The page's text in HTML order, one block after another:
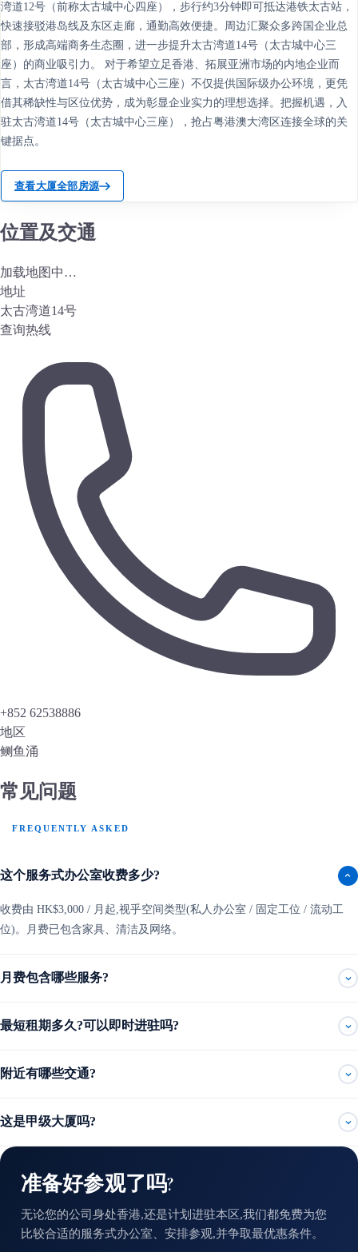
湾道12号（前称太古城中心四座），步行约3分钟即可抵达港铁太古站，
快速接驳港岛线及东区走廊，通勤高效便捷。周边汇聚众多跨国企业总
部，形成高端商务生态圈，进一步提升太古湾道14号（太古城中心三
座）的商业吸引力。 对于希望立足香港、拓展亚洲市场的内地企业而
言，太古湾道14号（太古城中心三座）不仅提供国际级办公环境，更凭
借其稀缺性与区位优势，成为彰显企业实力的理想选择。把握机遇，入
驻太古湾道14号（太古城中心三座），抢占粤港澳大湾区连接全球的关
键据点。
查看大厦全部房源
位置及交通
加载地图中…
地址
太古湾道14号
查询热线
+852 62538886
地区
鲗鱼涌
常见问题
FREQUENTLY ASKED
这个服务式办公室收费多少?
收费由 HK$3,000 / 月起,视乎空间类型(私人办公室 / 固定工位 / 流动工
位)。月费已包含家具、清洁及网络。
月费包含哪些服务?
最短租期多久?可以即时进驻吗?
附近有哪些交通?
这是甲级大厦吗?
准备好参观了吗?
无论您的公司身处香港,还是计划进驻本区,我们都免费为您
比较合适的服务式办公室、安排参观,并争取最优惠条件。